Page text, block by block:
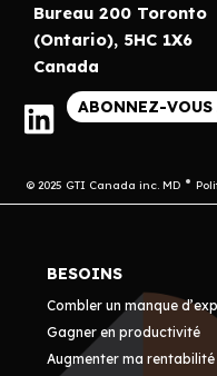
Bureau 200 Toronto
(Ontario), 5HC 1X6
Canada
ABONNEZ-
© 2025 GTI Canada inc. MD
BESOINS
Combler un manque
Gagner en productivité
Augmenter ma rentabilité